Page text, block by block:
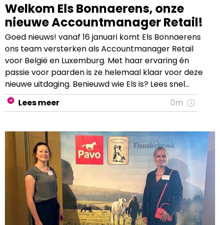
Welkom Els Bonnaerens, onze
nieuwe Accountmanager Retail!
Goed nieuws! vanaf 16 januari komt Els Bonnaerens
ons team versterken als Accountmanager Retail
voor België en Luxemburg. Met haar ervaring én
passie voor paarden is ze helemaal klaar voor deze
nieuwe uitdaging. Benieuwd wie Els is? Lees snel
verder!
Lees meer 0m